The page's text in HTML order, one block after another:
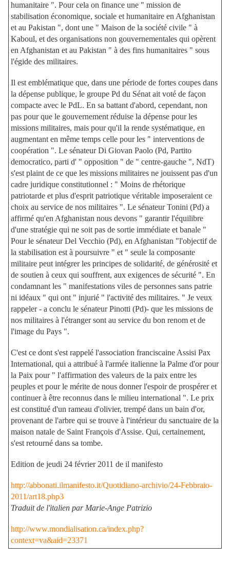
humanitaire ". Pour cela on finance une " mission de
stabilisation économique, sociale et humanitaire en Afghanistan
et au Pakistan ", dont une " Maison de la société civile " à
Kaboul, et des organisations non gouvernementales qui opèrent
en Afghanistan et au Pakistan " à des fins humanitaires " sous
l'égide des militaires.
Il est emblématique que, dans une période de fortes coupes dans
la dépense publique, le groupe Pd du Sénat ait voté de façon
compacte avec le PdL. En sa battant d'abord, cependant, non
pas pour que le gouvernement réduise la dépense pour les
missions militaires, mais pour qu'il la rende systématique, en
augmentant en même temps celle pour les " interventions de
coopération ". Le sénateur Di Giovan Paolo (Pd, Partito
democratico, parti d' " opposition " de " centre-gauche ", NdT)
s'est plaint de ce que les missions militaires ne jouissent pas d'un
cadre juridique constitutionnel : " Moins de rhétorique
patriotarde et plus d'esprit patriotique véritable imposeraient ce
choix au service de nos militaires ". Le sénateur Tonini (Pd) a
affirmé qu'en Afghanistan nous devons " garantir l'équilibre
d'une stratégie qui ne soit pas de sortie immédiate et banale "
Pour le sénateur Del Vecchio (Pd), en Afghanistan "l'objectif de
la stabilisation est à poursuivre " et " seule la composante
militaire peut intégrer les principes de solidarité, de générosité et
de soutien à ceux qui souffrent, aux exigences de sécurité ". En
condamnant les " manifestations viles de personnes sans patrie
ni idéaux " qui ont " injurié " l'activité des militaires. " Je veux
rappeler - a conclu le sénateur Pinotti (Pd)- que les missions de
nos militaires à l'étranger sont au service du bon renom et de
l'image du Pays ".
C'est ce dont s'est rappelé l'association franciscaine Assisi Pax
International, qui a attribué à l'armée italienne la Palme d'or pour
la Paix pour " l'affirmation des valeurs de la paix entre les
peuples et pour le mérite de nous donner l'espoir de prospérer et
continuer à être reconnus dans le milieu international ". Le prix
est constitué d'un rameau d'olivier, trempé dans un bain d'or,
provenant de l'arbre qui se trouve à l'intérieur du sanctuaire de la
maison natale de Saint François d'Assise. Qui, certainement,
s'est retourné dans sa tombe.
Edition de jeudi 24 février 2011 de il manifesto
http://abbonati.ilmanifesto.it/Quotidiano-archivio/24-Febbraio-
2011/art18.php3
Traduit de l'italien par Marie-Ange Patrizio
http://www.mondialisation.ca/index.php?
context=va&aid=23371